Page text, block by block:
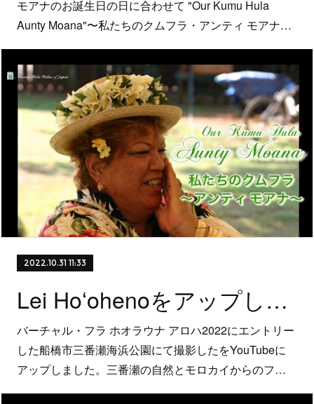
モアナのお誕生日の日に合わせて "Our Kumu Hula
Aunty Moana"〜私たちのクムフラ・アンティ モアナ…
2022.10.31 11:33
Lei Hoʻohenoをアップしました！
バーチャル・フラ ホオラウナ アロハ2022にエントリー
した船橋市三番瀬海浜公園にて撮影したをYouTubeに
アップしました。三番瀬の自然とモロカイからのフ…